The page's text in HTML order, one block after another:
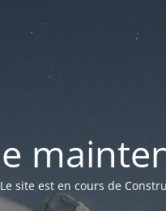
Le site est en cours de